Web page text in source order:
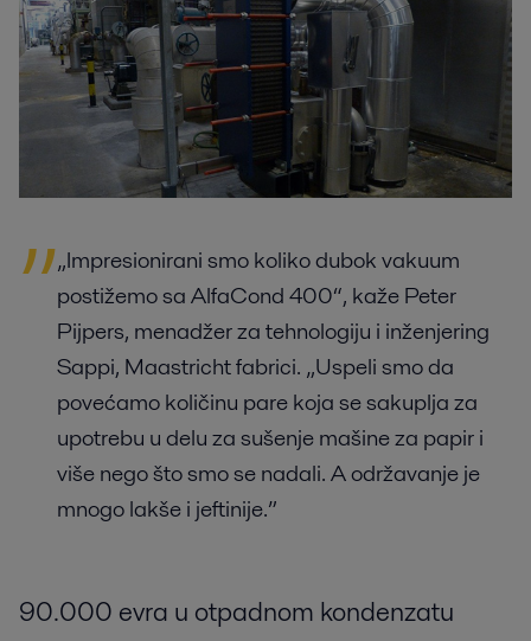
„Impresionirani smo koliko dubok vakuum
postižemo sa AlfaCond 400“, kaže Peter
Pijpers, menadžer za tehnologiju i inženjering
Sappi, Maastricht fabrici. „Uspeli smo da
povećamo količinu pare koja se sakuplja za
upotrebu u delu za sušenje mašine za papir i
više nego što smo se nadali. A održavanje je
mnogo lakše i jeftinije.”
90.000 evra u otpadnom kondenzatu